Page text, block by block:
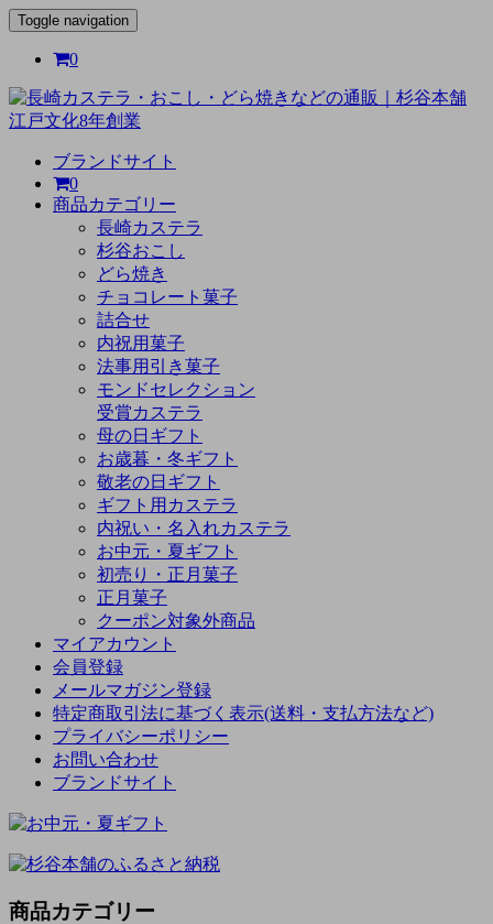
Toggle navigation
0
ブランドサイト
0
商品カテゴリー
長崎カステラ
杉谷おこし
どら焼き
チョコレート菓子
詰合せ
内祝用菓子
法事用引き菓子
モンドセレクション
受賞カステラ
母の日ギフト
お歳暮・冬ギフト
敬老の日ギフト
ギフト用カステラ
内祝い・名入れカステラ
お中元・夏ギフト
初売り・正月菓子
正月菓子
クーポン対象外商品
マイアカウント
会員登録
メールマガジン登録
特定商取引法に基づく表示(送料・支払方法など)
プライバシーポリシー
お問い合わせ
ブランドサイト
商品カテゴリー